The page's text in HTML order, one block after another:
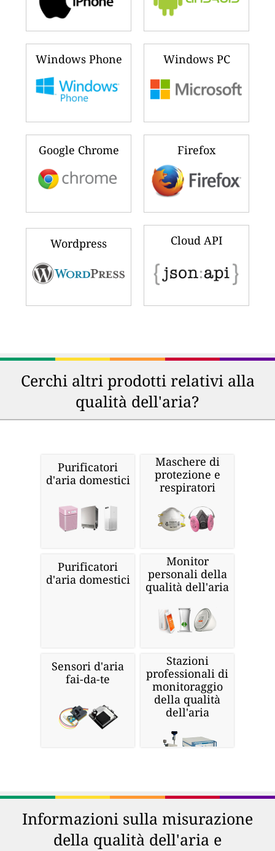
Windows Phone Windows PC
Google Chrome Firefox
Wordpress Cloud API
Cerchi altri prodotti relativi alla
qualità dell'aria?
Purificatori
d'aria domestici
Maschere di
protezione e
respiratori
Purificatori
d'aria domestici
Monitor
personali della
qualità dell'aria
Sensori d'aria
fai-da-te
Stazioni
professionali di
monitoraggio
della qualità
dell'aria
Informazioni sulla misurazione
della qualità dell'aria e